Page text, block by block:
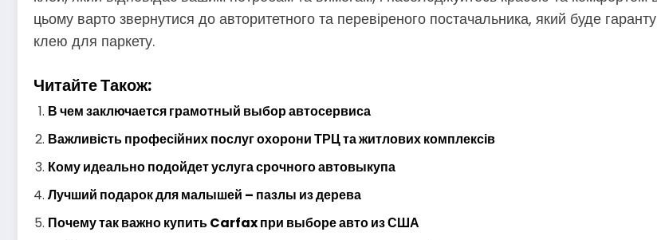
цьому варто звернутися до авторитетного та перевіреного постачальника, який буде
клею для паркету.
Читайте Також:
В чем заключается грамотный выбор автосервиса
Важливість професійних послуг охорони ТРЦ та житлових комплексів
Кому идеально подойдет услуга срочного автовыкупа
Лучший подарок для малышей – пазлы из дерева
Почему так важно купить Carfax при выборе авто из США